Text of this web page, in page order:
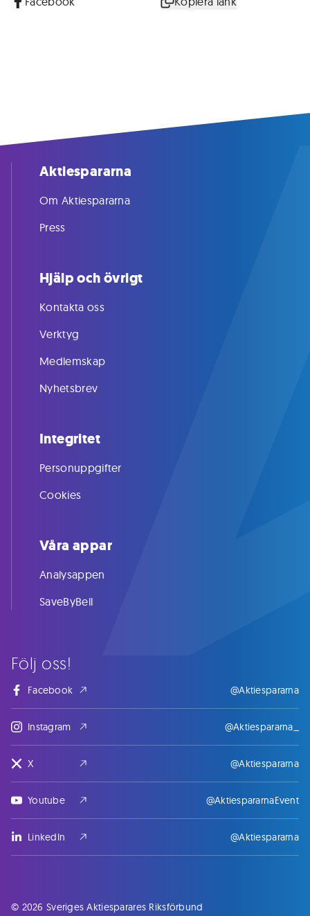
Följ oss!
Facebook @Aktiespararna
Instagram @Aktiespararna_
X @Aktiespararna
Youtube @AktiespararnaEvent
LinkedIn @Aktiespararna
Aktiespararna
Om Aktiespararna
Press
Hjälp och övrigt
Kontakta oss
Verktyg
Medlemskap
Nyhetsbrev
Integritet
Personuppgifter
Cookies
Våra appar
Analysappen
SaveByBell
© 2026 Sveriges Aktiesparares Riksförbund